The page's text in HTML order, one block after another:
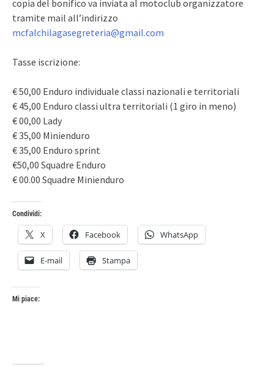
copia del bonifico va inviata al motoclub organizzatore
tramite mail all’indirizzo
mcfalchilagasegreteria@gmail.com
Tasse iscrizione:
€ 50,00 Enduro individuale classi nazionali e territoriali
€ 45,00 Enduro classi ultra territoriali (1 giro in meno)
€ 00,00 Lady
€ 35,00 Minienduro
€ 35,00 Enduro sprint
€50,00 Squadre Enduro
€ 00.00 Squadre Minienduro
Condividi:
X Facebook WhatsApp
E-mail Stampa
Mi piace: